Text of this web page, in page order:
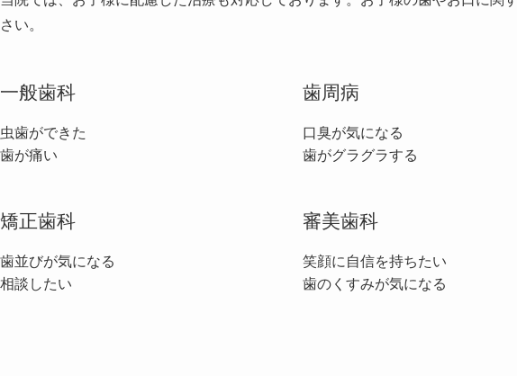
さい。
一般歯科
虫歯ができた
歯が痛い
歯周病
口臭が気になる
歯がグラグラする
矯正歯科
歯並びが気になる
相談したい
審美歯科
笑顔に自信を持ちたい
歯のくすみが気になる